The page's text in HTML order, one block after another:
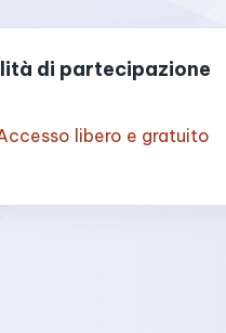
di partecipazione
libero e gratuito